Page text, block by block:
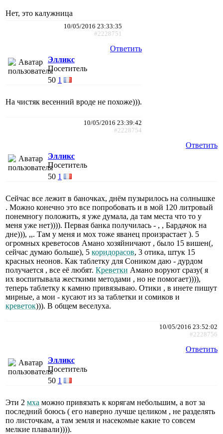
Нет, это калужница
10/05/2016 23:33:35
#2228751
Ответить
Элликс
Посетитель
50 1
На чистяк весенний вроде не похоже))).
10/05/2016 23:39:42
#2228754
Ответить
Элликс
Посетитель
50 1
Сейчас все лежит в баночках, днём пузырилось на солнышке
. Можно конечно это все попробовать и в мой 120 литровый
понемногу положить, я уже думала, да там места что то у
меня уже нет)))). Первая банка получилась - , , Бардачок на
дне))), ,,. Там у меня и мох тоже яванец произрастает ). 5
огромных креветосов Амано хозяйничают , было 15 вишен(,
сейчас думаю больше), 5 коридорасов, 3 отика, штук 15
красных неонов. Как таблетку для Соником даю - дурдом
получается , все её любят. Креветки Амано воруют сразу( я
их воспитывала жесткими методами , но не помогает)))),
теперь таблетку к камню привязываю. Отики , в инете пишут
мирные, а мои - кусают из за таблетки и сомиков и
креветок))). В общем веселуха.
10/05/2016 23:52:02
#2228756
Ответить
Элликс
Посетитель
50 1
Эти 2 мха можно привязать к корягам небольшим, а вот за
последний боюсь ( его наверно лучше целиком , не разделять
по листочкам, а там земля и насекомые какие то совсем
мелкие плавали)))).